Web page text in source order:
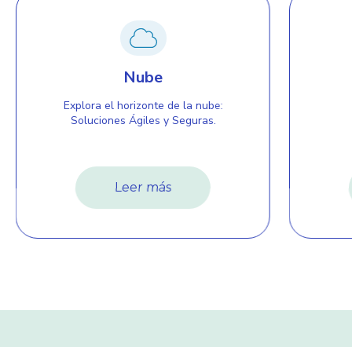
Nube
Explora el horizonte de la nube:
Soluciones Ágiles y Seguras.
Leer más